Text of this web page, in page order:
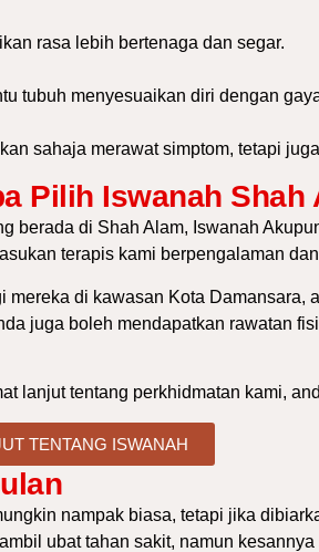
rasa lebih bertenaga dan segar.
tubuh menyesuaikan diri dengan
sahaja merawat simptom, tetapi
Pilih Iswanah
berada di Shah Alam, Iswanah
terapis kami berpengalaman
mereka di kawasan Kota Damansara,
juga boleh mendapatkan rawatan
lanjut tentang perkhidmatan kami,
TENTANG ISWANAH
nampak biasa, tetapi jika
ubat tahan sakit, namun